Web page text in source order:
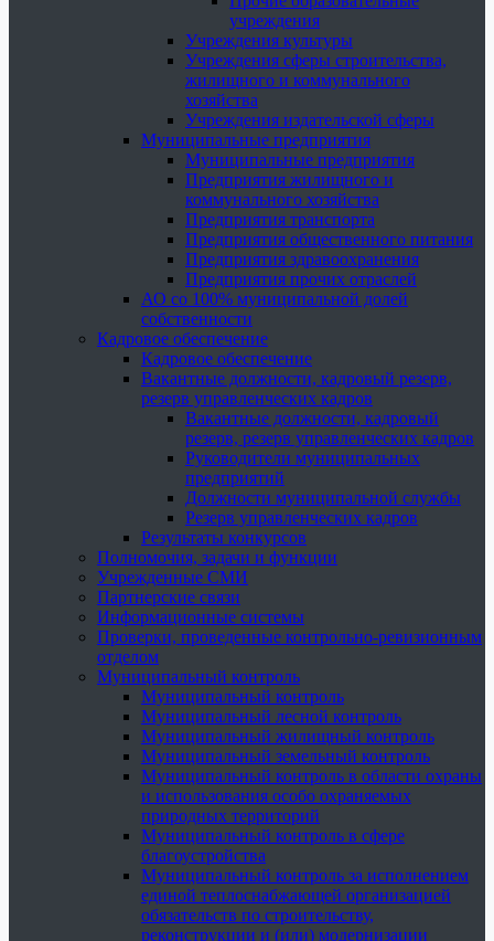
учреждения
Учреждения культуры
Учреждения сферы строительства,
жилищного и коммунального
хозяйства
Учреждения издательской сферы
Муниципальные предприятия
Муниципальные предприятия
Предприятия жилищного и
коммунального хозяйства
Предприятия транспорта
Предприятия общественного питания
Предприятия здравоохранения
Предприятия прочих отраслей
АО со 100% муниципальной долей
собственности
Кадровое обеспечение
Кадровое обеспечение
Вакантные должности, кадровый резерв,
резерв управленческих кадров
Вакантные должности, кадровый
резерв, резерв управленческих кадров
Руководители муниципальных
предприятий
Должности муниципальной службы
Резерв управленческих кадров
Результаты конкурсов
Полномочия, задачи и функции
Учрежденные СМИ
Партнерские связи
Информационные системы
Проверки, проведенные контрольно-ревизионным
отделом
Муниципальный контроль
Муниципальный контроль
Муниципальный лесной контроль
Муниципальный жилищный контроль
Муниципальный земельный контроль
Муниципальный контроль в области охраны
и использования особо охраняемых
природных территорий
Муниципальный контроль в сфере
благоустройства
Муниципальный контроль за исполнением
единой теплоснабжающей организацией
обязательств по строительству,
реконструкции и (или) модернизации